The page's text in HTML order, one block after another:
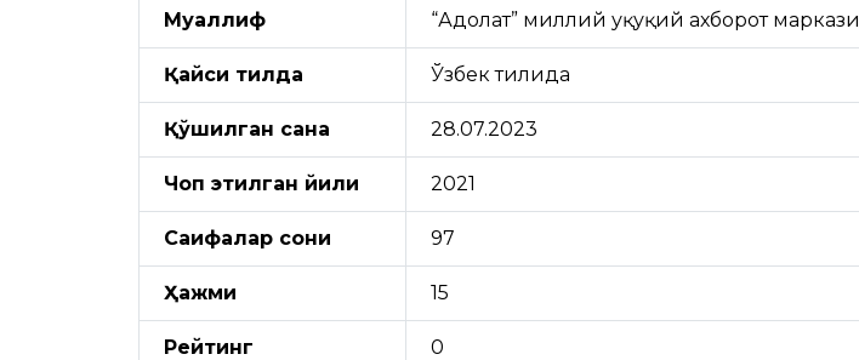
Муаллиф “Адолат” миллий ҳуқуқий ахборот маркази
Қайси тилда Ўзбек тилида
Қўшилган сана 28.07.2023
Чоп этилган йили 2021
Саҳифалар сони 97
Ҳажми 15
Рейтинг 0